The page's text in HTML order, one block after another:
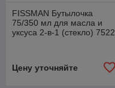
FISSMAN Бутылочка
75/350 мл для масла и
уксуса 2-в-1 (стекло) 7522
Цену уточняйте